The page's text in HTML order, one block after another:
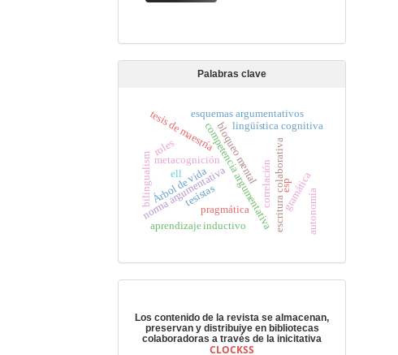
Palabras clave
competencia argumentativa
esquemas argumentativos
norma argumentativa escritura colaborativa
metacogniciónbloqueo mental
tesis de maestría
tesistas
lingüística cognitiva
aprendizaje inductivo
Árbol de vida
pragmática gramática
correlación
bilingualism esp
ell
autonomía
roles
Los contenido de la revista se almacenan,
preservan y distribuiye en bibliotecas
colaboradoras a través de la inicitativa
CLOCKSS